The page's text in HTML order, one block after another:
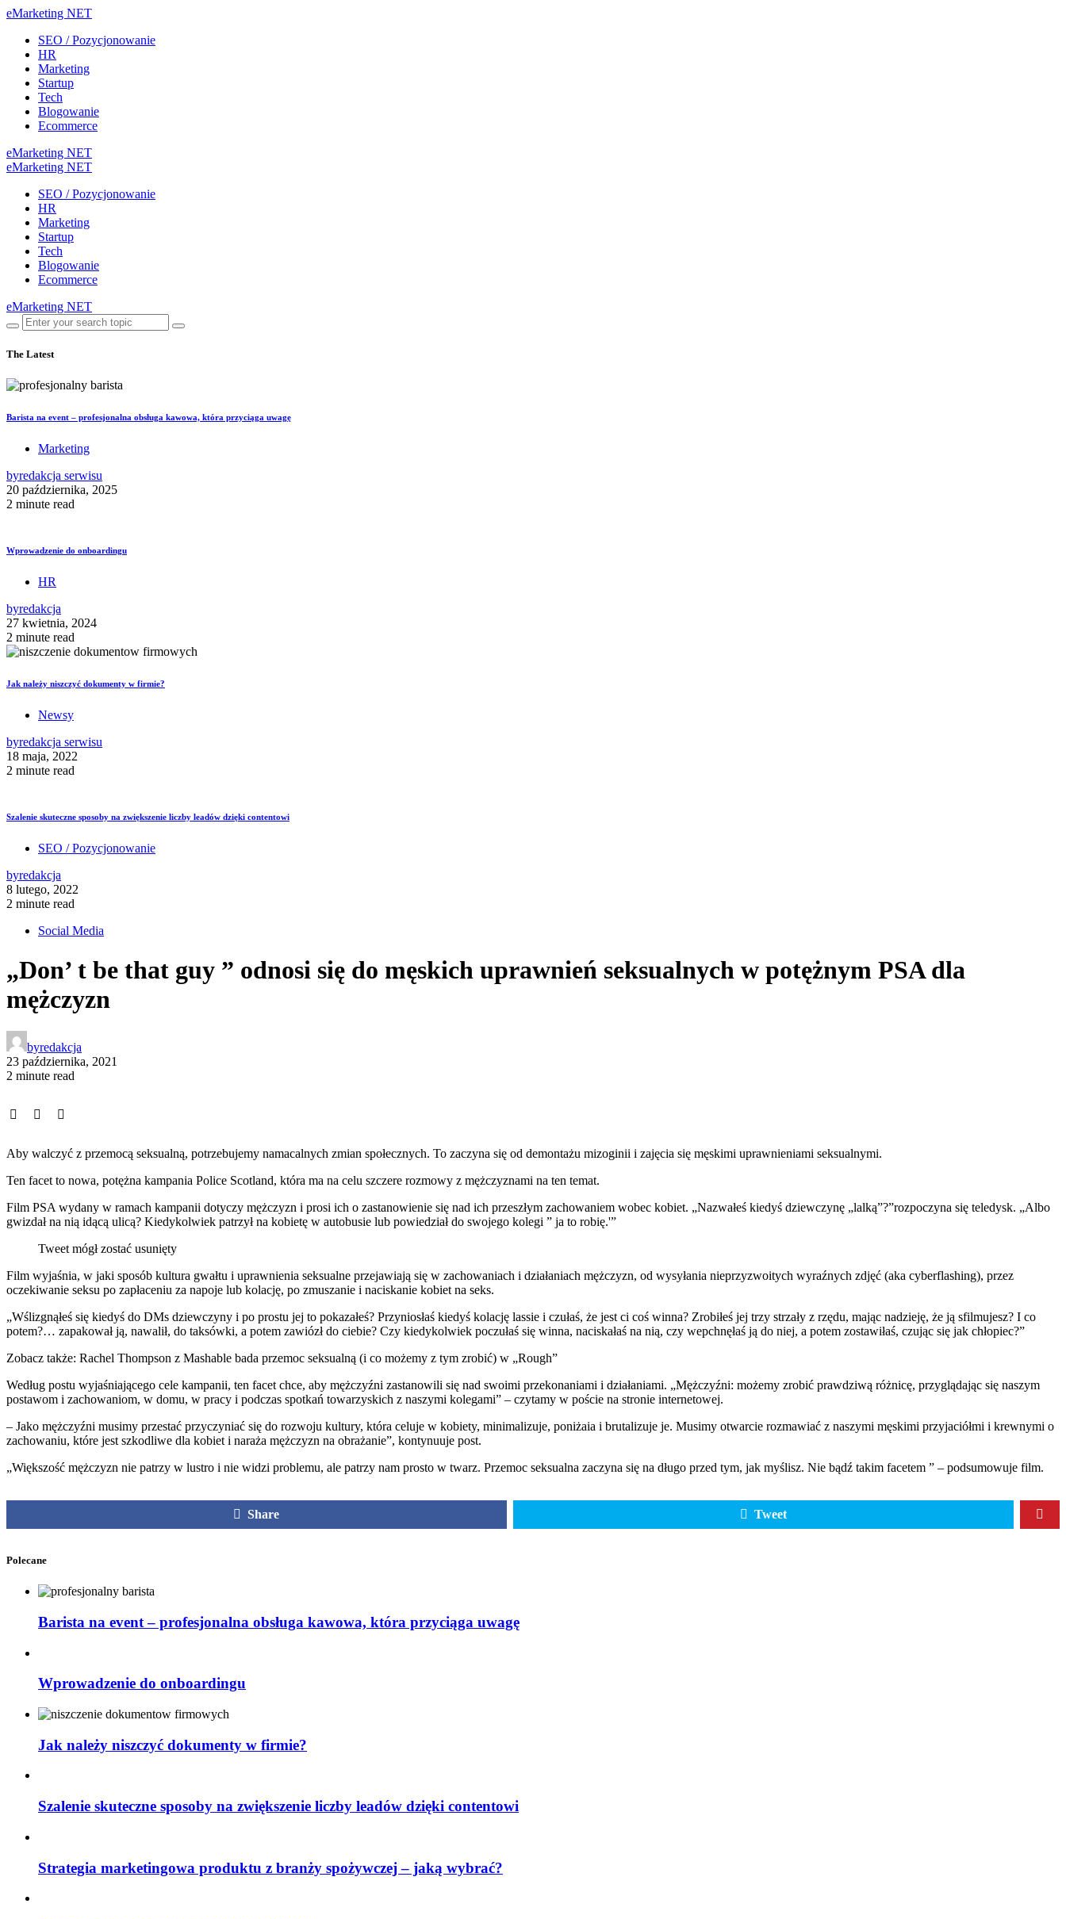
eMarketing NET
SEO / Pozycjonowanie
HR
Marketing
Startup
Tech
Blogowanie
Ecommerce
eMarketing NET
eMarketing NET
SEO / Pozycjonowanie
HR
Marketing
Startup
Tech
Blogowanie
Ecommerce
eMarketing NET
The Latest
Barista na event – profesjonalna obsługa kawowa, która przyciąga uwagę
Marketing
byredakcja serwisu
20 października, 2025
2 minute read
Wprowadzenie do onboardingu
HR
byredakcja
27 kwietnia, 2024
2 minute read
Jak należy niszczyć dokumenty w firmie?
Newsy
byredakcja serwisu
18 maja, 2022
2 minute read
Szalenie skuteczne sposoby na zwiększenie liczby leadów dzięki contentowi
SEO / Pozycjonowanie
byredakcja
8 lutego, 2022
2 minute read
Social Media
„Don’ t be that guy ” odnosi się do męskich uprawnień seksualnych w potężnym PSA dla
mężczyzn
byredakcja
23 października, 2021
2 minute read
Aby walczyć z przemocą seksualną, potrzebujemy namacalnych zmian społecznych. To zaczyna się od demontażu mizoginii i zajęcia się męskimi uprawnieniami seksualnymi.
Ten facet to nowa, potężna kampania Police Scotland, która ma na celu szczere rozmowy z mężczyznami na ten temat.
Film PSA wydany w ramach kampanii dotyczy mężczyzn i prosi ich o zastanowienie się nad ich przeszłym zachowaniem wobec kobiet. „Nazwałeś kiedyś dziewczynę „lalką”?”rozpoczyna się teledysk. „Albo
gwizdał na nią idącą ulicą? Kiedykolwiek patrzył na kobietę w autobusie lub powiedział do swojego kolegi ” ja to robię.'”
Tweet mógł zostać usunięty
Film wyjaśnia, w jaki sposób kultura gwałtu i uprawnienia seksualne przejawiają się w zachowaniach i działaniach mężczyzn, od wysyłania nieprzyzwoitych wyraźnych zdjęć (aka cyberflashing), przez
oczekiwanie seksu po zapłaceniu za napoje lub kolację, po zmuszanie i naciskanie kobiet na seks.
„Wślizgnąłeś się kiedyś do DMs dziewczyny i po prostu jej to pokazałeś? Przyniosłaś kiedyś kolację lassie i czułaś, że jest ci coś winna? Zrobiłeś jej trzy strzały z rzędu, mając nadzieję, że ją sfilmujesz? I co
potem?… zapakował ją, nawalił, do taksówki, a potem zawiózł do ciebie? Czy kiedykolwiek poczułaś się winna, naciskałaś na nią, czy wepchnęłaś ją do niej, a potem zostawiłaś, czując się jak chłopiec?”
Zobacz także: Rachel Thompson z Mashable bada przemoc seksualną (i co możemy z tym zrobić) w „Rough”
Według postu wyjaśniającego cele kampanii, ten facet chce, aby mężczyźni zastanowili się nad swoimi przekonaniami i działaniami. „Mężczyźni: możemy zrobić prawdziwą różnicę, przyglądając się naszym
postawom i zachowaniom, w domu, w pracy i podczas spotkań towarzyskich z naszymi kolegami” – czytamy w poście na stronie internetowej.
– Jako mężczyźni musimy przestać przyczyniać się do rozwoju kultury, która celuje w kobiety, minimalizuje, poniżaia i brutalizuje je. Musimy otwarcie rozmawiać z naszymi męskimi przyjaciółmi i krewnymi o
zachowaniu, które jest szkodliwe dla kobiet i naraża mężczyzn na obrażanie”, kontynuuje post.
„Większość mężczyzn nie patrzy w lustro i nie widzi problemu, ale patrzy nam prosto w twarz. Przemoc seksualna zaczyna się na długo przed tym, jak myślisz. Nie bądź takim facetem ” – podsumowuje film.
Share Tweet
Polecane
Barista na event – profesjonalna obsługa kawowa, która przyciąga uwagę
Wprowadzenie do onboardingu
Jak należy niszczyć dokumenty w firmie?
Szalenie skuteczne sposoby na zwiększenie liczby leadów dzięki contentowi
Strategia marketingowa produktu z branży spożywczej – jaką wybrać?